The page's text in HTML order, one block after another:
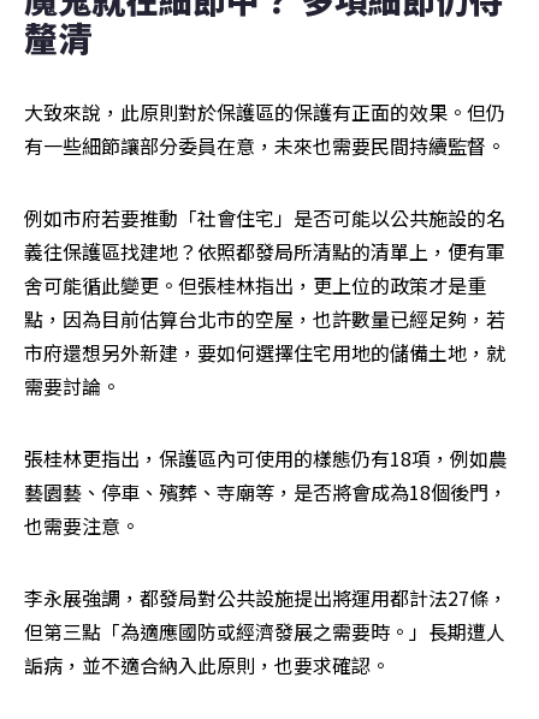
釐清
大致來說，此原則對於保護區的保護有正面的效果。但仍
有一些細節讓部分委員在意，未來也需要民間持續監督。
例如市府若要推動「社會住宅」是否可能以公共施設的名
義往保護區找建地？依照都發局所清點的清單上，便有軍
舍可能循此變更。但張桂林指出，更上位的政策才是重
點，因為目前估算台北市的空屋，也許數量已經足夠，若
市府還想另外新建，要如何選擇住宅用地的儲備土地，就
需要討論。
張桂林更指出，保護區內可使用的樣態仍有18項，例如農
藝園藝、停車、殯葬、寺廟等，是否將會成為18個後門，
也需要注意。
李永展強調，都發局對公共設施提出將運用都計法27條，
但第三點「為適應國防或經濟發展之需要時。」長期遭人
詬病，並不適合納入此原則，也要求確認。